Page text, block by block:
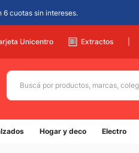
6 cuotas sin intereses.
Unicentro Extractos
Buscá por productos,
Hogar y deco Electro
más buscados